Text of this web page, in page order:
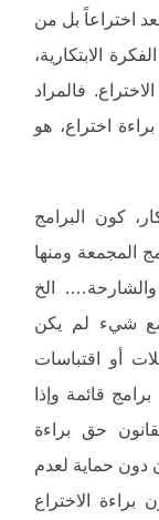
اختراعاً بل من
الابتكارية،
فالمراد
اختراع، هو
كون البرامج
المجمعة ومنها
والشارحة…. الخ
شيء لم يكن
أو اقتباسات
قائمة وإذا
حق براءة
دون حماية لعدم
براءة الاختراع